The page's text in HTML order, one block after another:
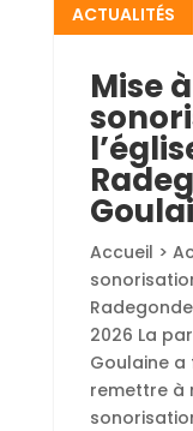
Mise
ACTUALITÉS
Accueil >
2026 La
Goulaine a
remettre à